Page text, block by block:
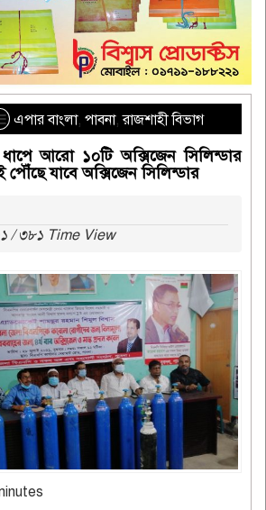
এপার বাংলা, পাবনা,রাজশাহী বিভাগ
ধাপে আরো ১০টি অক্সিজেন সিলিন্ডার
যাবে অক্সিজেন সিলিন্ডার
/ ৩৮১ Time View